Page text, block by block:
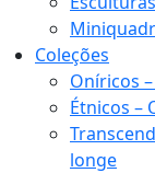
Coleções
Oníricos
Étnicos –
longe